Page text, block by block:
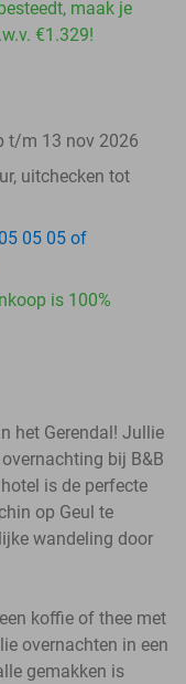
maak je
€1.329!
t/m 13 nov 2026
uitchecken tot
05 05 of
is 100%
het Gerendal! Jullie
bij B&B
is de perfecte
op Geul te
wandeling door
koffie of thee met
overnachten in een
gemakken is